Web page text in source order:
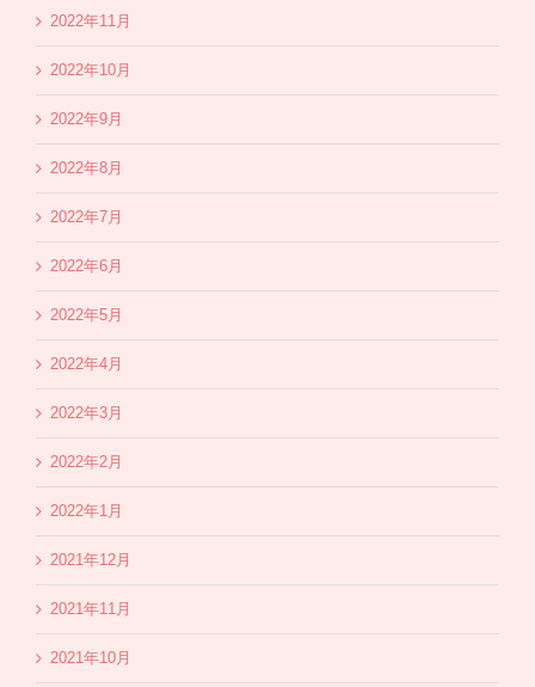
2022年11月
2022年10月
2022年9月
2022年8月
2022年7月
2022年6月
2022年5月
2022年4月
2022年3月
2022年2月
2022年1月
2021年12月
2021年11月
2021年10月